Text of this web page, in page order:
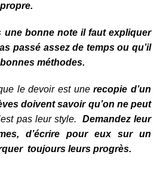
une bonne note il faut expliquer
passé assez de temps ou qu’il
méthodes.
le devoir est unerecopie d’un
doivent savoir qu’on ne peut
pas leur style. Demandez leur
d’écrire pour eux sur un
toujours leurs progrès.